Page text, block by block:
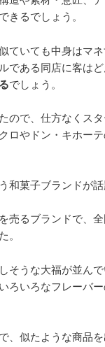
きるでしょう。
ていても中身はマ
ある同店に客はど
でしょう。
ので、仕方なくス
ロやドン・キホー
和菓子ブランドが
売るブランドで、全
。
そうな大福が並ん
ろいろなフレーバ
似たような商品を